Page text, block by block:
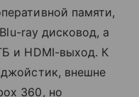
памяти,
ray дисковод, а
и HDMI-выход. К
джойстик, внешне
360, но